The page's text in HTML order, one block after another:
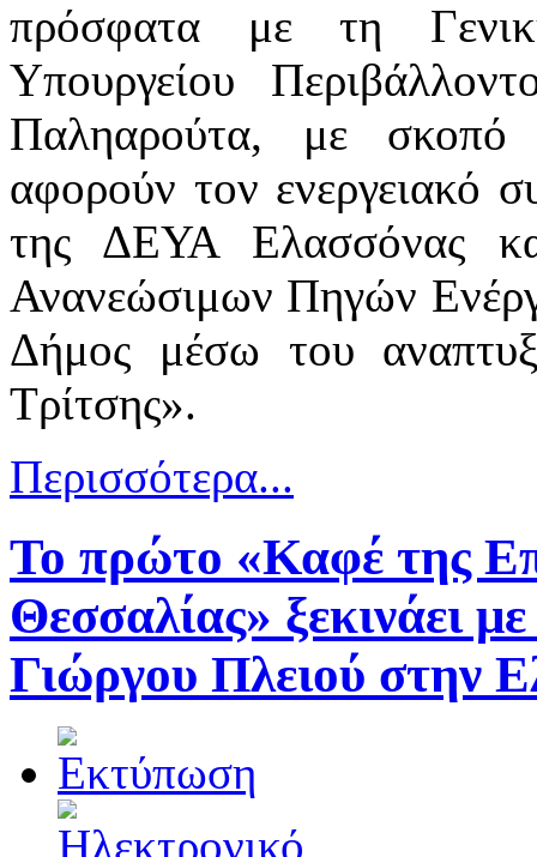
πρόσφατα με τη
Υπουργείου
Παληαρούτα, με
αφορούν τον ενεργειακό
της ΔΕΥΑ Ελασσόνας
Ανανεώσιμων Πηγών
Δήμος μέσω του
Τρίτσης».
Περισσότερα...
Το πρώτο «Καφέ της
Θεσσαλίας» ξεκινάει
Γιώργου Πλειού στην